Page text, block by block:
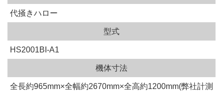
代掻きハロー
型式
HS2001BI-A1
機体寸法
全長約965mm×全幅約2670mm×全高約1200mm(弊社計測